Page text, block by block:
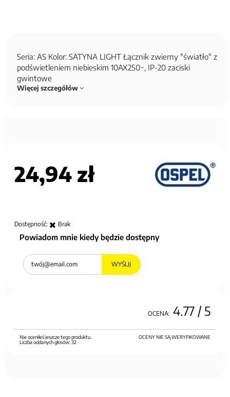
Seria: AS Kolor: SATYNA LIGHT Łącznik zwierny "światło" z
podświetleniem niebieskim 10AX250~, IP-20 zaciski
gwintowe
Więcej szczegółów
24,94 zł
Dostępność: Brak
Powiadom mnie kiedy będzie dostępny
WYŚLIJ
OCENA: 4.77 / 5
OCENY NIE SĄ WERYFIKOWANE
Nie oceniłeś jeszcze tego produktu.
Liczba oddanych głosów:32